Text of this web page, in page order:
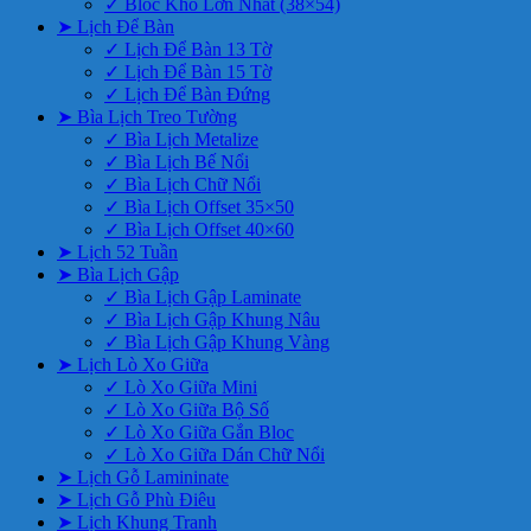
✓ Bloc Khổ Lớn Nhất (38×54)
➤ Lịch Để Bàn
✓ Lịch Để Bàn 13 Tờ
✓ Lịch Để Bàn 15 Tờ
✓ Lịch Để Bàn Đứng
➤ Bìa Lịch Treo Tường
✓ Bìa Lịch Metalize
✓ Bìa Lịch Bế Nổi
✓ Bìa Lịch Chữ Nổi
✓ Bìa Lịch Offset 35×50
✓ Bìa Lịch Offset 40×60
➤ Lịch 52 Tuần
➤ Bìa Lịch Gập
✓ Bìa Lịch Gập Laminate
✓ Bìa Lịch Gập Khung Nâu
✓ Bìa Lịch Gập Khung Vàng
➤ Lịch Lò Xo Giữa
✓ Lò Xo Giữa Mini
✓ Lò Xo Giữa Bộ Số
✓ Lò Xo Giữa Gắn Bloc
✓ Lò Xo Giữa Dán Chữ Nổi
➤ Lịch Gỗ Lamininate
➤ Lịch Gỗ Phù Điêu
➤ Lịch Khung Tranh